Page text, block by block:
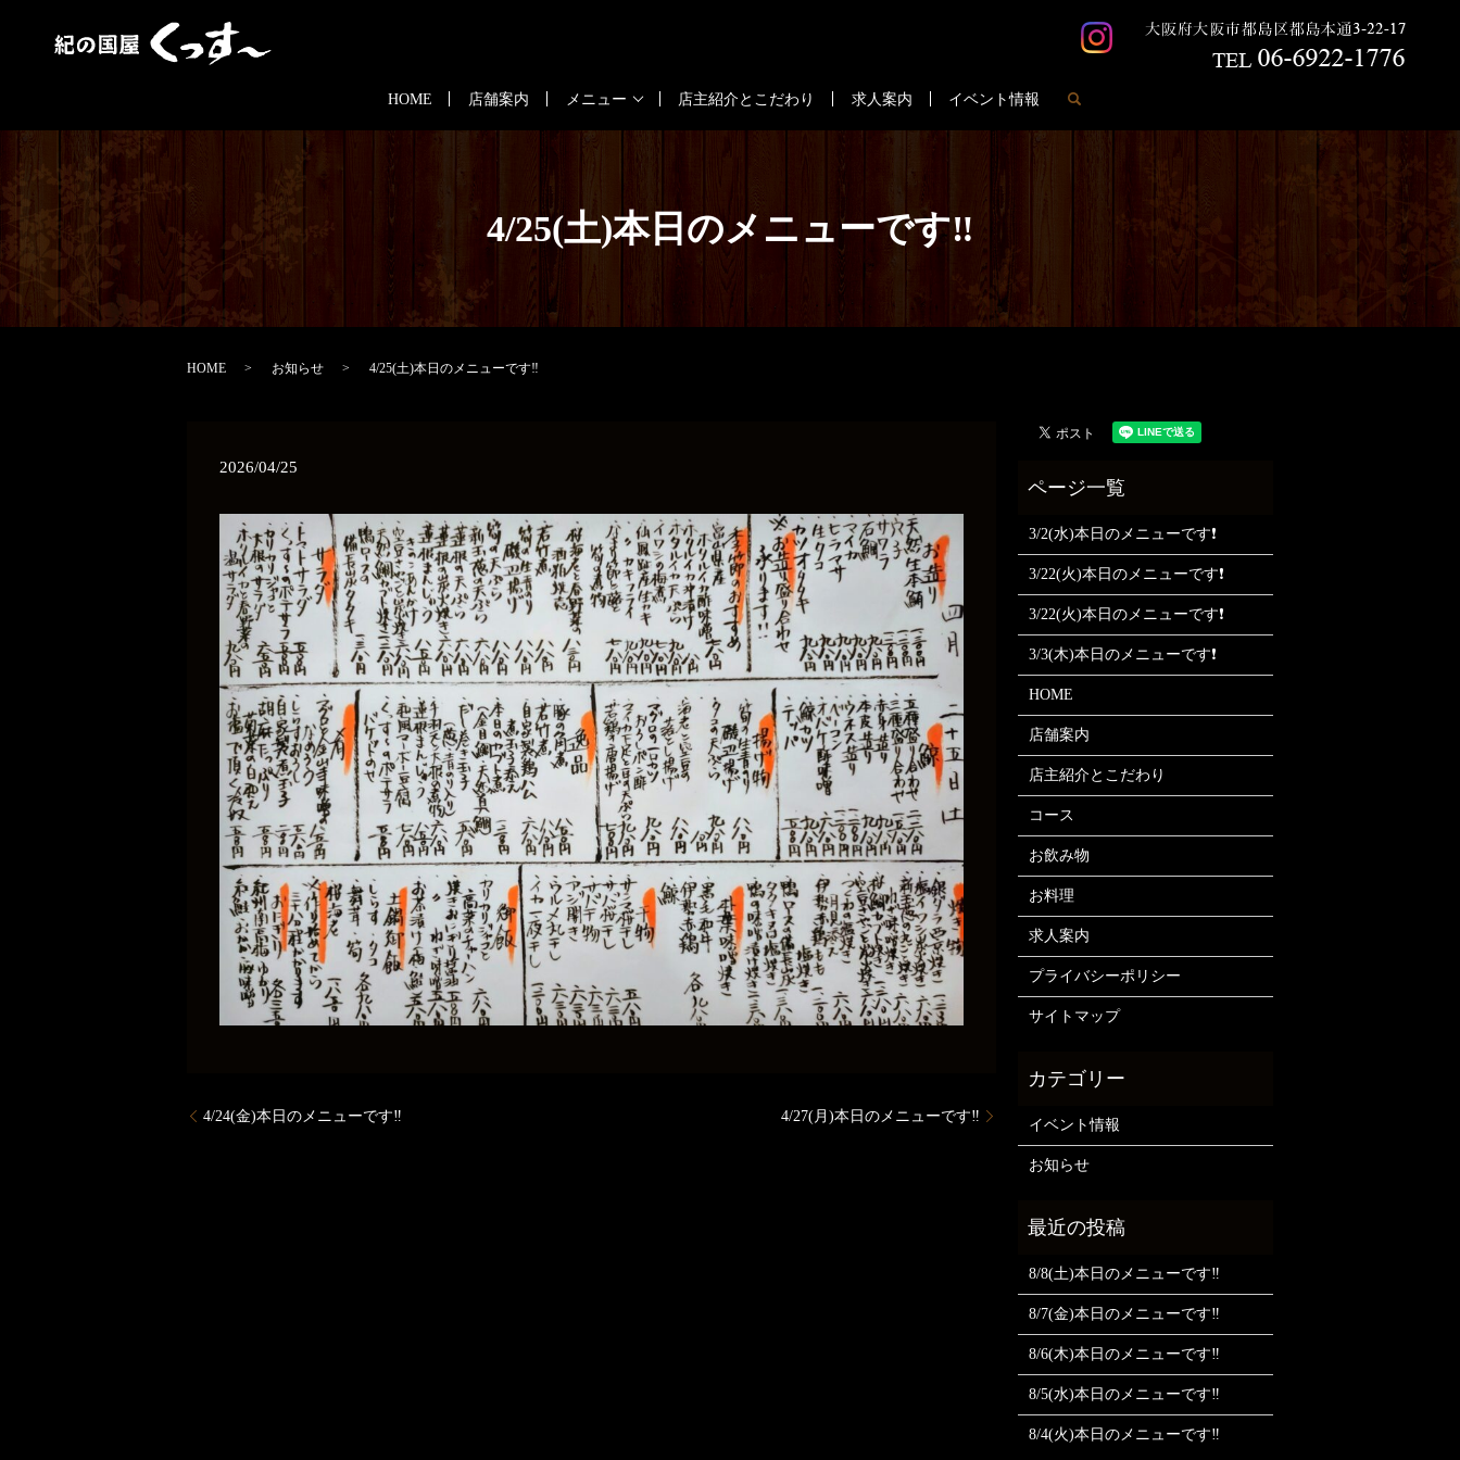
HOME 店舗案内 メニュー 店主紹介とこだわり 求人案内 イベント情報
4/25(土)本日のメニューです‼️
HOME お知らせ 4/25(土)本日のメニューです‼️
2026/04/25
4/24(金)本日のメニューです‼️ 4/27(月)本日のメニューです‼️
3/2(水)本日のメニューです❗
3/22(火)本日のメニューです❗
3/22(火)本日のメニューです❗
3/3(木)本日のメニューです❗
HOME
店舗案内
店主紹介とこだわり
コース
お飲み物
お料理
求人案内
プライバシーポリシー
サイトマップ
イベント情報
お知らせ
8/8(土)本日のメニューです‼️
8/7(金)本日のメニューです‼️
8/6(木)本日のメニューです‼️
8/5(水)本日のメニューです‼️
8/4(火)本日のメニューです‼️